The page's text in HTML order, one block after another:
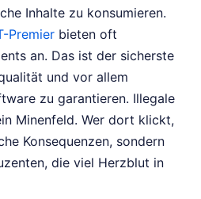
Inhalte zu konsumieren.
Premier bieten oft
an. Das ist der sicherste
und vor allem
zu garantieren. Illegale
Minenfeld. Wer dort klickt,
Konsequenzen, sondern
die viel Herzblut in